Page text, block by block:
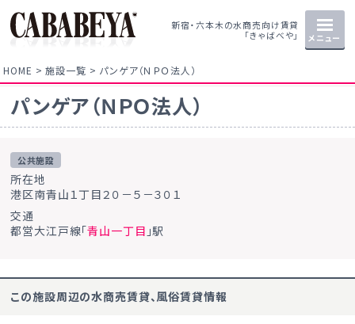
新宿・六本木の水商売向け賃貸
「きゃばべや」
メニュー
HOME 施設一覧 パンゲア（ＮＰＯ法人）
パンゲア（ＮＰＯ法人）
公共施設
所在地
港区南青山１丁目２０－５－３０１
交通
都営大江戸線「青山一丁目 」駅
この施設周辺の水商売賃貸、風俗賃貸情報